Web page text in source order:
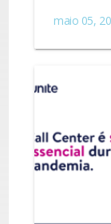
maio 05,